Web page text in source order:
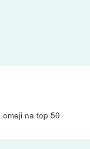
na top 50